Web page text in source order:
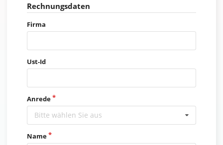
Rechnungsdaten
Firma
Ust-Id
Anrede
Bitte wählen Sie aus
Name